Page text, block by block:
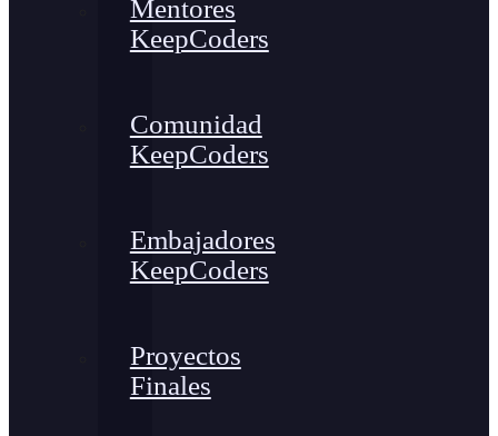
Mentores
KeepCoders
Comunidad
KeepCoders
Embajadores
KeepCoders
Proyectos
Finales